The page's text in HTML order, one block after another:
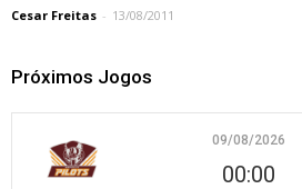
Cesar Freitas - 13/08/2011
Próximos Jogos
09/08/2026
00:00